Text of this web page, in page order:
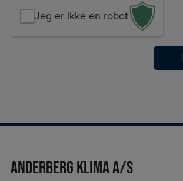
Jeg er ikke en robot
Anderberg Klima A/S